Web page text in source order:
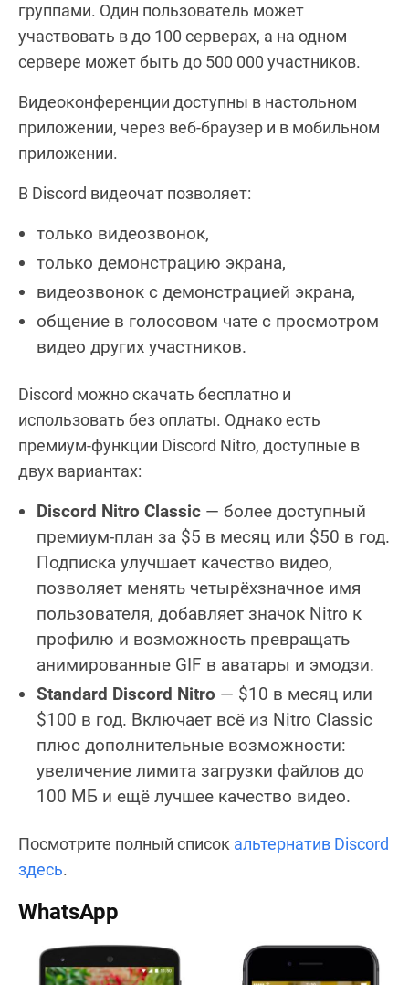
группами. Один пользователь может
участвовать в до 100 серверах, а на одном
сервере может быть до 500 000 участников.
Видеоконференции доступны в настольном
приложении, через веб-браузер и в мобильном
приложении.
В Discord видеочат позволяет:
только видеозвонок,
только демонстрацию экрана,
видеозвонок с демонстрацией экрана,
общение в голосовом чате с просмотром
видео других участников.
Discord можно скачать бесплатно и
использовать без оплаты. Однако есть
премиум-функции Discord Nitro, доступные в
двух вариантах:
Discord Nitro Classic — более доступный
премиум-план за $5 в месяц или $50 в год.
Подписка улучшает качество видео,
позволяет менять четырёхзначное имя
пользователя, добавляет значок Nitro к
профилю и возможность превращать
анимированные GIF в аватары и эмодзи.
Standard Discord Nitro — $10 в месяц или
$100 в год. Включает всё из Nitro Classic
плюс дополнительные возможности:
увеличение лимита загрузки файлов до
100 МБ и ещё лучшее качество видео.
Посмотрите полный список альтернатив Discord
здесь.
WhatsApp